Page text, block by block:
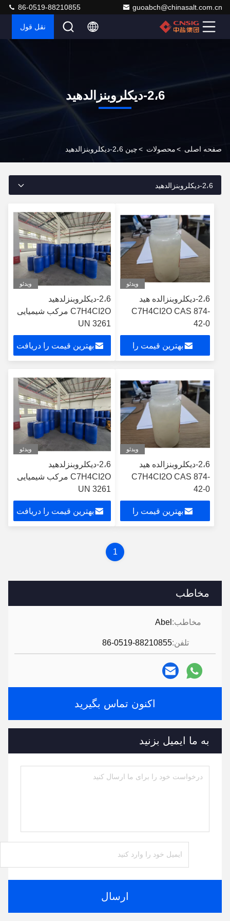
guoabch@chinasalt.com.cn
86-0519-88210855
نقل قول
2،6-دیکلروبنزالدهید
صفحه اصلی >محصولات >چین 2،6-دیکلروبنزالدهید
مخاطب
مخاطب: Abel
تلفن:86-0519-88210855
اکنون تماس بگیرید
به ما ایمیل بزنید
ارسال
2،6-دیکلروبنزالدهید
ویدئو
2،6-دیکلروبنزالده هید
C7H4CI2O CAS 874-
42-0
بهترین قیمت را
ویدئو
2،6-دیکلروبنزلدهید
C7H4CI2O مرکب شیمیایی
UN 3261
بهترین قیمت را دریافت
ویدئو
2،6-دیکلروبنزالده هید
C7H4CI2O CAS 874-
42-0
بهترین قیمت را
ویدئو
2،6-دیکلروبنزلدهید
C7H4CI2O مرکب شیمیایی
UN 3261
بهترین قیمت را دریافت
1